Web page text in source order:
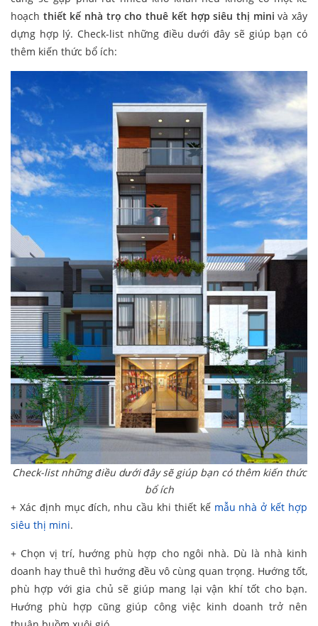
hoạch thiết kế nhà trọ cho thuê kết hợp siêu thị mini và xây
dựng hợp lý. Check-list những điều dưới đây sẽ giúp bạn có
thêm kiến thức bổ ích:
Check-list những điều dưới đây sẽ giúp bạn có thêm kiến thức
bổ ích
+ Xác định mục đích, nhu cầu khi thiết kế mẫu nhà ở kết hợp
siêu thị mini.
+ Chọn vị trí, hướng phù hợp cho ngôi nhà. Dù là nhà kinh
doanh hay thuê thì hướng đều vô cùng quan trọng. Hướng tốt,
phù hợp với gia chủ sẽ giúp mang lại vận khí tốt cho bạn.
Hướng phù hợp cũng giúp công việc kinh doanh trở nên